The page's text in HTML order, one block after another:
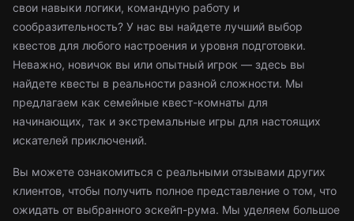
свои навыки логики, командную работу и
сообразительность? У нас вы найдете лучший выбор
квестов для любого настроения и уровня подготовки.
Неважно, новичок вы или опытный игрок — здесь вы
найдете квесты в реальности разной сложности. Мы
предлагаем как семейные квест-комнаты для
начинающих, так и экстремальные игры для настоящих
искателей приключений.
Вы можете ознакомиться с реальными отзывами других
клиентов, чтобы получить полное представление о том, что
ожидать от выбранного эскейп-рума. Мы уделяем большое